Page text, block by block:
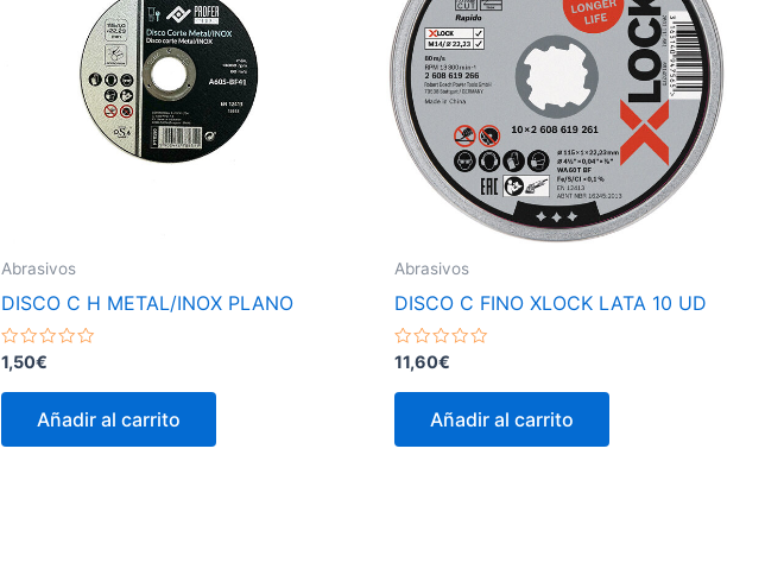
Abrasivos
DISCO C H METAL/INOX PLANO
Valorado
con
0
1,50€
Añadir al carrito
Abrasivos
DISCO C FINO XLOCK LATA 10 UD
Valorado
con
0
11,60€
Añadir al carrito